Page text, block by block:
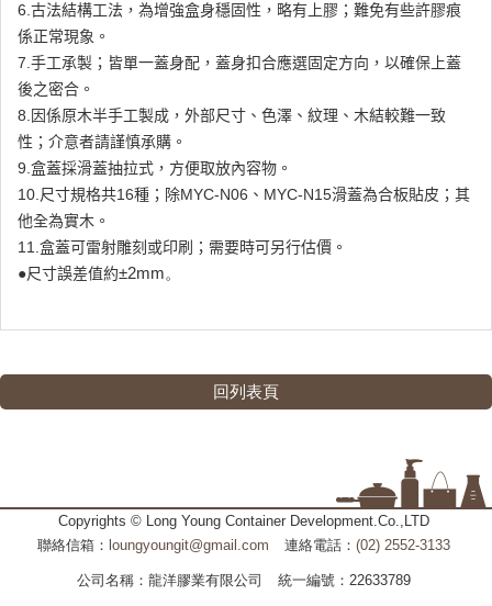
6.古法結構工法，為增強盒身穩固性，略有上膠；難免有些許膠痕
係正常現象。
7.手工承製；皆單一蓋身配，蓋身扣合應選固定方向，以確保上蓋
後之密合。
8.因係原木半手工製成，外部尺寸、色澤、紋理、木結較難一致
性；介意者請謹慎承購。
9.盒蓋採滑蓋抽拉式，方便取放內容物。
10.尺寸規格共16種；除MYC-N06、MYC-N15滑蓋為合板貼皮；其
他全為實木。
11.盒蓋可雷射雕刻或印刷；需要時可另行估價。
●尺寸誤差值約±2mm。
回列表頁
Copyrights © Long Young Container Development.Co.,LTD
聯絡信箱： loungyoungit@gmail.com 連絡電話： (02) 2552-3133
公司名稱：龍洋膠業有限公司 統一編號：22633789